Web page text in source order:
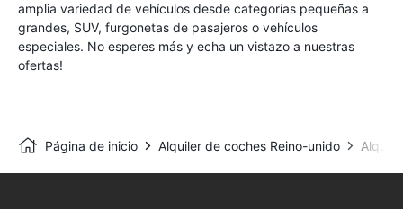
amplia variedad de vehículos desde categorías pequeñas a
grandes, SUV, furgonetas de pasajeros o vehículos
especiales. No esperes más y echa un vistazo a nuestras
ofertas!
Página de inicio Alquiler de coches Reino-unido